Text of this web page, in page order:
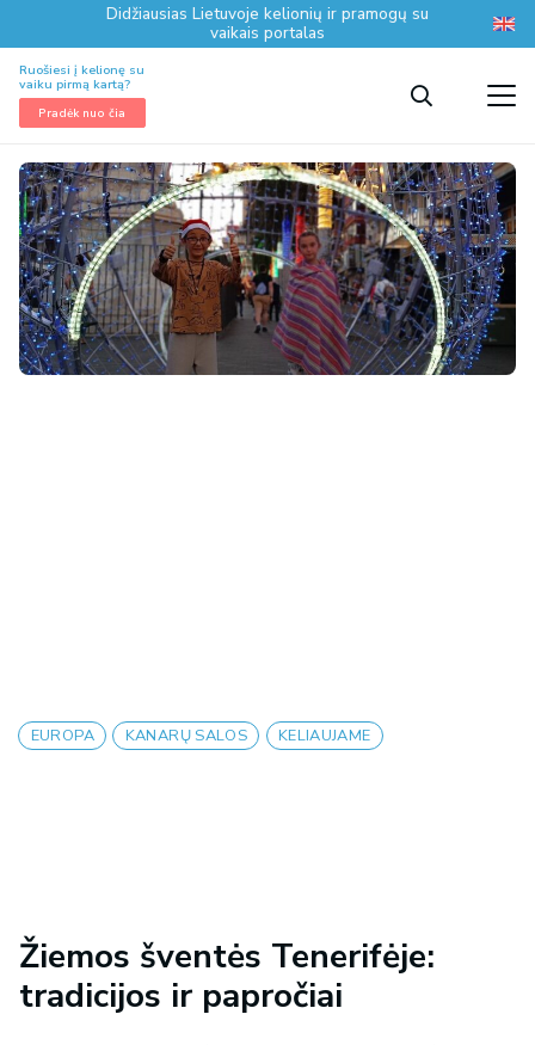
Didžiausias Lietuvoje kelionių ir pramogų su
vaikais portalas
Ruošiesi į kelionę su
vaiku pirmą kartą?
Pradėk nuo čia
EUROPA KANARŲ SALOS KELIAUJAME
Žiemos šventės Tenerifėje:
tradicijos ir papročiai